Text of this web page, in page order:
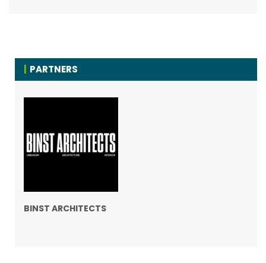
PARTNERS
BINST ARCHITECTS